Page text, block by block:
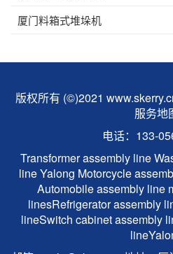
厦门料箱式堆垛机
版权所有 (©)2021
服务地
电话：133-
Transformer assembly line
lineYalong Motorcycle
Automobile assembly line
linesRefrigerator assembly
lineSwitch cabinet assembly
line